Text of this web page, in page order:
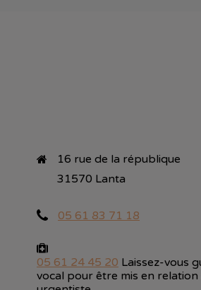
16 rue de la république
31570 Lanta
05 61 83 71 18
05 61 24 45 20 Laissez-vous
vocal pour être mis en relation